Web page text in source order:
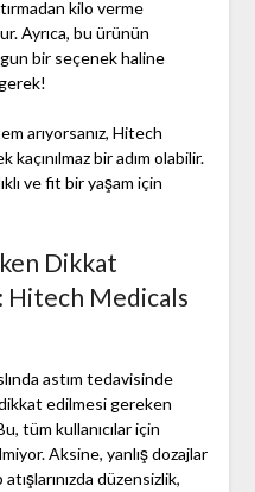
kilo verme
Ayrıca, bu ürünün
bir seçenek haline
arıyorsanız, Hitech
bir adım olabilir.
ve fit bir yaşam için
Dikkat
Hitech Medicals
astım tedavisinde
edilmesi gereken
tüm kullanıcılar için
Aksine, yanlış dozajlar
düzensizlik,